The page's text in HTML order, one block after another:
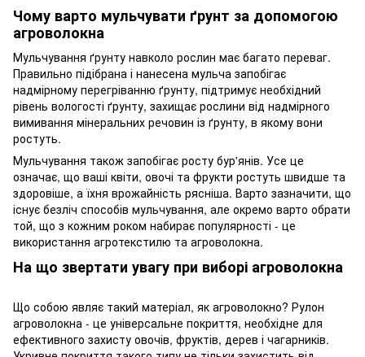
Чому варто мульчувати ґрунт за допомогою
агроволокна
Мульчування ґрунту навколо рослин має багато переваг.
Правильно підібрана і нанесена мульча запобігає
надмірному перегріванню ґрунту, підтримує необхідний
рівень вологості ґрунту, захищає рослини від надмірного
вимивання мінеральних речовин із ґрунту, в якому вони
ростуть.
Мульчування також запобігає росту бур'янів. Усе це
означає, що ваші квіти, овочі та фрукти ростуть швидше та
здоровіше, а їхня врожайність рясніша. Варто зазначити, що
існує безліч способів мульчування, але окремо варто обрати
той, що з кожним роком набирає популярності - це
використання агротекстилю та агроволокна.
На що звертати увагу при виборі агроволокна
Що собою являє такий матеріал, як агроволокно? Рулон
агроволокна - це універсальне покриття, необхідне для
ефективного захисту овочів, фруктів, дерев і чагарників.